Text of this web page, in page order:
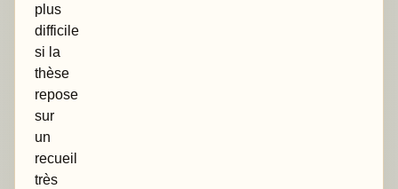
plus
difficile
si la
thèse
repose
sur
un
recueil
très